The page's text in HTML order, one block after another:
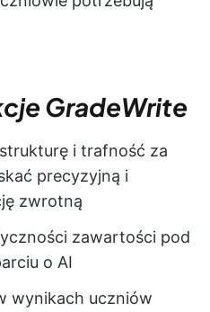
GradeWrite
i trafność za
precyzyjną i
zwrotną
zawartości pod
o AI
wynikach uczniów